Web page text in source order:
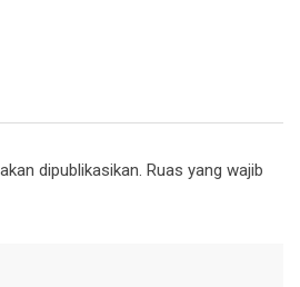
dipublikasikan. Ruas yang wajib